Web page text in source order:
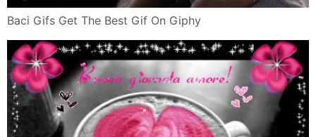
Baci Gifs Get The Best Gif On Giphy